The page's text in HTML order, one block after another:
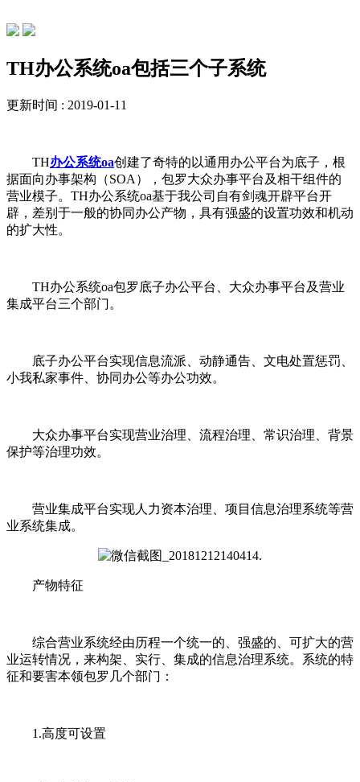
TH办公系统oa包括三个子系统
更新时间 : 2019-01-11
TH办公系统oa创建了奇特的以通用办公平台为底子，根
据面向办事架构（SOA），包罗大众办事平台及相干组件的
营业模子。TH办公系统oa基于我公司自有剑魂开辟平台开
辟，差别于一般的协同办公产物，具有强盛的设置功效和机动
的扩大性。
TH办公系统oa包罗底子办公平台、大众办事平台及营业
集成平台三个部门。
底子办公平台实现信息流派、动静通告、文电处置惩罚、
小我私家事件、协同办公等办公功效。
大众办事平台实现营业治理、流程治理、常识治理、背景
保护等治理功效。
营业集成平台实现人力资本治理、项目信息治理系统等营
业系统集成。
产物特征
综合营业系统经由历程一个统一的、强盛的、可扩大的营
业运转情况，来构架、实行、集成的信息治理系统。系统的特
征和要害本领包罗几个部门：
1.高度可设置